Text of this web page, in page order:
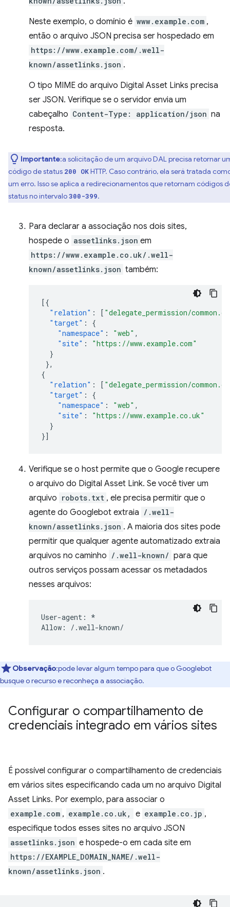
Neste exemplo, o domínio é www.example.com ,
então o arquivo JSON precisa ser hospedado em
https://www.example.com/.well-
known/assetlinks.json .
O tipo MIME do arquivo Digital Asset Links precisa
ser JSON. Verifique se o servidor envia um
cabeçalho Content-Type: application/json na
resposta.
Importante:a solicitação de um arquivo DAL precisa retornar
código de status 200 OKHTTP. Caso contrário, ela será tratada
um erro. Isso se aplica a redirecionamentos que retornam códigos
status no intervalo300-399.
Para declarar a associação nos dois sites,
hospede o assetlinks.json em
https://www.example.co.uk/.well-
known/assetlinks.json também:
[{
"relation" : [ "delegate_permission/
"target" :
{
"namespace" : "web" ,
"site" :
"https://www.example.com"
}
},
{
"relation" : [ "delegate_permission/
"target" :
{
"namespace" : "web" ,
"site" :
"https://www.example.co.uk"
}
}]
Verifique se o host permite que o Google recupere
o arquivo do Digital Asset Link. Se você tiver um
arquivo robots.txt , ele precisa permitir que o
agente do Googlebot extraia /.well-
known/assetlinks.json . A maioria dos sites pode
permitir que qualquer agente automatizado extraia
arquivos no caminho /.well-known/ para que
outros serviços possam acessar os metadados
nesses arquivos:
User-agent: *
Observação:pode levar algum tempo para que o Googlebot
busque o recurso e reconheça a associação.
Configurar o compartilhamento de
credenciais integrado em vários sites
É possível configurar o compartilhamento de credenciais
em vários sites especificando cada um no arquivo Digital
Asset Links. Por exemplo, para associar o
example.com , example.co.uk, e example.co.jp ,
especifique todos esses sites no arquivo JSON
assetlinks.json e hospede-o em cada site em
https://EXAMPLE_DOMAIN_NAME/.well-
known/assetlinks.json .